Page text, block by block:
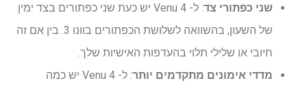
שני כפתורי צד
: ל- Venu 4 יש כעת שני כפתורים בצד ימין
של השעון, בהשוואה לשלושת הכפתורים בוונו 3. בין אם זה
חיובי או שלילי תלוי בהעדפות האישיות שלך.
מדדי אימונים מתקדמים יותר
: ל- Venu 4 יש כמה